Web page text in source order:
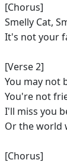
[Chorus]
Smelly Cat,
It's not your
[Verse 2]
You may not
You're not
I'll miss you
Or the world
[Chorus]